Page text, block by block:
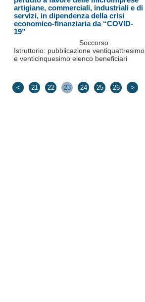
artigiane, commerciali, industriali e di
servizi, in dipendenza della crisi
economico-finanziaria da “COVID-
19”
Soccorso
Istruttorio: pubblicazione ventiquattresimo
e venticinquesimo elenco beneficiari
< 21 22 23 24 25 26 >